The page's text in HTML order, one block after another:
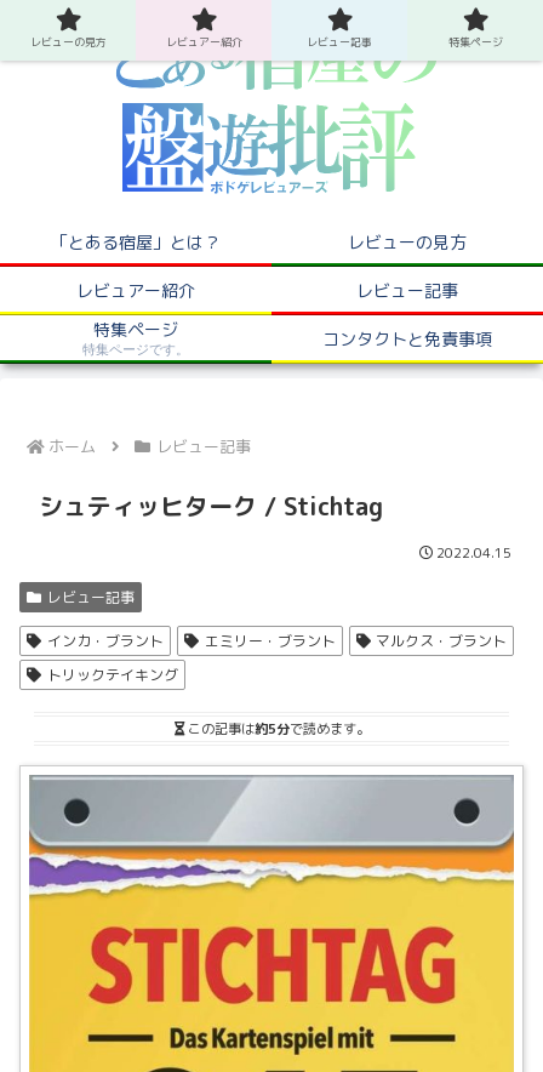
「とある宿屋」とは？ レビューの見方
レビュアー紹介
レビュー記事
特集ページ
特集ページです。 コンタクトと免責事項
ホーム レビュー記事
シュティッヒターク / Stichtag
2022.04.15
レビュー記事
インカ・ブラント エミリー・ブラント
マルクス・ブラント
トリックテイキング
この記事は約5分で読めます。
レビューの見方 レビュアー紹介 レビュー記事 特集ページ